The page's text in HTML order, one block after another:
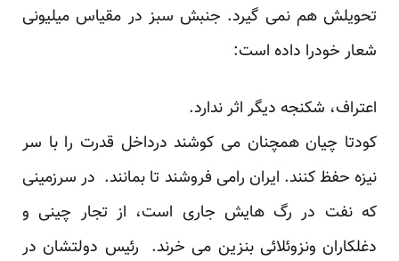
تحویلش هم نمی گیرد. جنبش سبز در مقیاس میلیونی
شعار خودرا داده است:
اعتراف، شکنجه دیگر اثر ندارد.
کودتا چیان همچنان می کوشند درداخل قدرت را با سر
نیزه حفظ کنند. ایران رامی فروشند تا بمانند. در سرزمینی
که نفت در رگ هایش جاری است، از تجار چینی و
دغلکاران ونزوئلائی بنزین می خرند. رئیس دولتشان در